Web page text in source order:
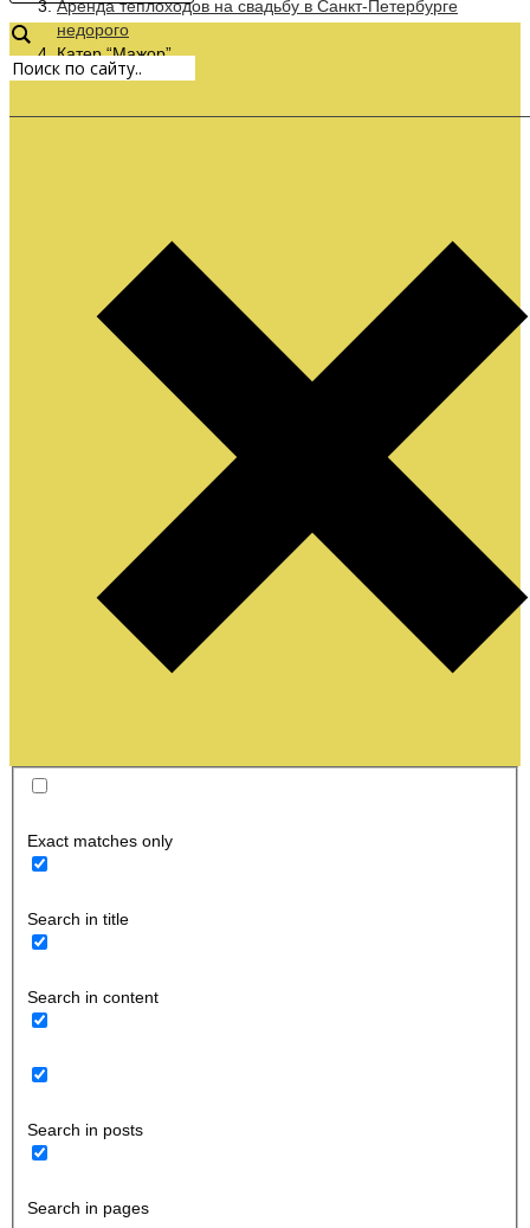
Аренда теплоходов на свадьбу в Санкт-Петербурге
недорого
Катер “Мажор”
Exact matches only
Search in title
Search in content
Search in posts
Search in pages